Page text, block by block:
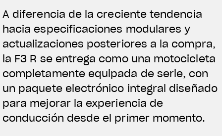
A diferencia de la creciente tendencia
hacia especificaciones modulares y
actualizaciones posteriores a la compra,
la F3 R se entrega como una motocicleta
completamente equipada de serie, con
un paquete electrónico integral diseñado
para mejorar la experiencia de
conducción desde el primer momento.